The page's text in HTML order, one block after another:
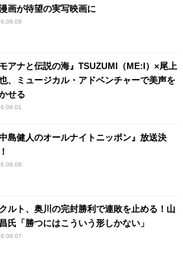
画が待望の実写映画に
モアナと伝説の海』TSUZUMI（ME:I）×尾上
、ミュージカル・アドベンチャーで美声を
せる
中島健人のオールナイトニッポン』放送決
ルト、奥川の完封勝利で連敗を止める！山
氏「勝つにはこういう形しかない」